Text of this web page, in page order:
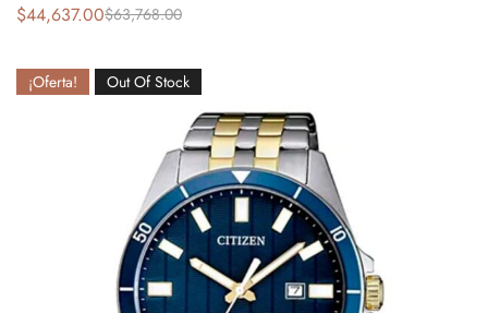
$63,768.00
$44,637.00
¡Oferta! Out Of Stock